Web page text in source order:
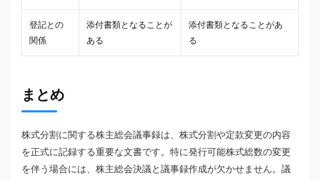
登記との
関係
添付書類となることが
ある
添付書類となることがあ
る
まとめ
株式分割に関する株主総会議事録は、株式分割や定款変更の内容
を正式に記録する重要な文書です。特に発行可能株式総数の変更
を伴う場合には、株主総会決議と議事録作成が欠かせません。議